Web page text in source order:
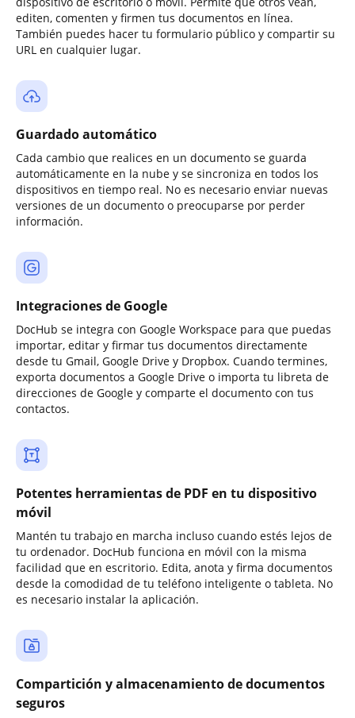
editen, comenten y firmen tus documentos en línea.
También puedes hacer tu formulario público y compartir su
URL en cualquier lugar.
Guardado automático
Cada cambio que realices en un documento se guarda
automáticamente en la nube y se sincroniza en todos los
dispositivos en tiempo real. No es necesario enviar nuevas
versiones de un documento o preocuparse por perder
información.
Integraciones de Google
DocHub se integra con Google Workspace para que puedas
importar, editar y firmar tus documentos directamente
desde tu Gmail, Google Drive y Dropbox. Cuando termines,
exporta documentos a Google Drive o importa tu libreta de
direcciones de Google y comparte el documento con tus
contactos.
Potentes herramientas de PDF en tu dispositivo
móvil
Mantén tu trabajo en marcha incluso cuando estés lejos de
tu ordenador. DocHub funciona en móvil con la misma
facilidad que en escritorio. Edita, anota y firma documentos
desde la comodidad de tu teléfono inteligente o tableta. No
es necesario instalar la aplicación.
Compartición y almacenamiento de documentos
seguros